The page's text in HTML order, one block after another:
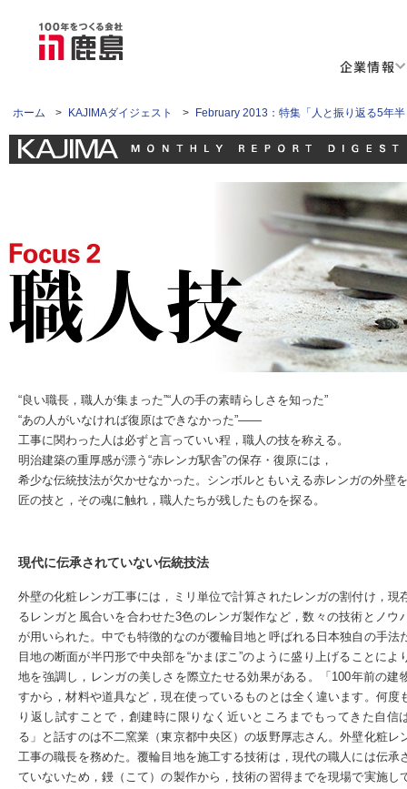
企業情報
ホーム > KAJIMAダイジェスト > February 2013：特集「人と振り返る5年
“良い職長，職人が集まった”“人の手の素晴らしさを知った”
“あの人がいなければ復原はできなかった”――
工事に関わった人は必ずと言っていい程，職人の技を称える。
明治建築の重厚感が漂う“赤レンガ駅舎”の保存・復原には，
希少な伝統技法が欠かせなかった。シンボルともいえる赤レンガの外壁
匠の技と，その魂に触れ，職人たちが残したものを探る。
現代に伝承されていない伝統技法
外壁の化粧レンガ工事には，ミリ単位で計算されたレンガの割付け，現
るレンガと風合いを合わせた3色のレンガ製作など，数々の技術とノウ
が用いられた。中でも特徴的なのが覆輪目地と呼ばれる日本独自の手法
目地の断面が半円形で中央部を“かまぼこ”のように盛り上げることによ
地を強調し，レンガの美しさを際立たせる効果がある。「100年前の建
すから，材料や道具など，現在使っているものとは全く違います。何度
り返し試すことで，創建時に限りなく近いところまでもってきた自信
る」と話すのは不二窯業（東京都中央区）の坂野厚志さん。外壁化粧レ
工事の職長を務めた。覆輪目地を施工する技術は，現代の職人には伝承
ていないため，鏝（こて）の製作から，技術の習得までを現場で実施し